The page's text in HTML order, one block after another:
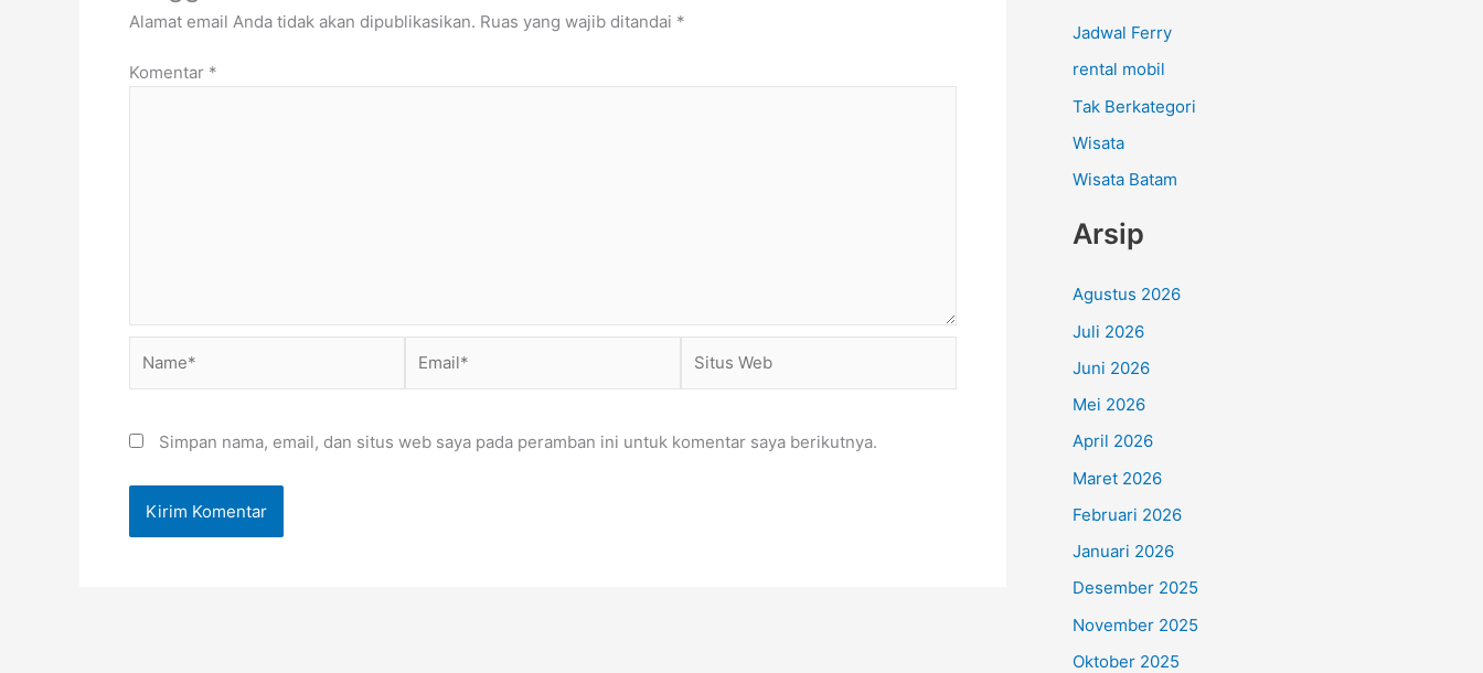
Alamat email Anda tidak akan dipublikasikan. Ruas yang wajib ditandai *
Komentar *
Web
Simpan nama, email, dan situs web saya pada peramban ini untuk komentar saya berikutnya.
Jadwal Ferry
rental mobil
Tak Berkategori
Wisata
Wisata Batam
Arsip
Agustus 2026
Juli 2026
Juni 2026
Mei 2026
April 2026
Maret 2026
Februari 2026
Januari 2026
Desember 2025
November 2025
Oktober 2025